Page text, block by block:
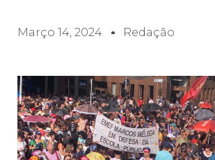
Março 14, 2024 Redação